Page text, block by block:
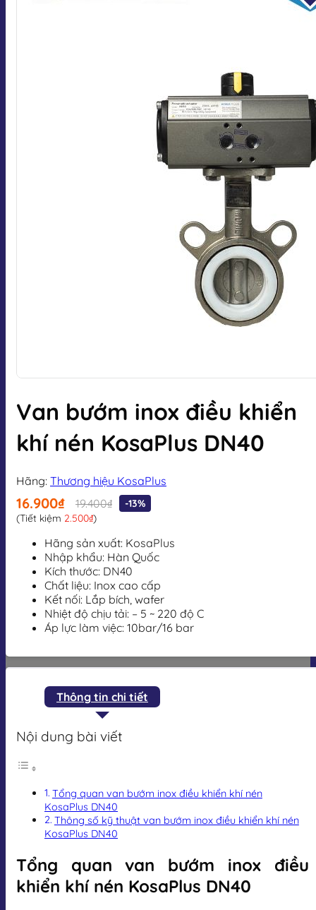
Van bướm inox điều khiển
khí nén KosaPlus DN40
Hãng: Thương hiệu KosaPlus
16.900₫ 19.400₫
-13%
(Tiết kiệm 2.500₫)
Hãng sản xuất: KosaPlus
Nhập khẩu: Hàn Quốc
Kích thước: DN40
Chất liệu: Inox cao cấp
Kết nối: Lắp bích, wafer
Nhiệt độ chịu tải: – 5 ~ 220 độ C
Áp lực làm việc: 10bar/16 bar
Thông tin chi tiết
Nội dung bài viết
Tổng quan van bướm inox điều khiển khí nén
KosaPlus DN40
Thông số kỹ thuật van bướm inox điều khiển khí nén
KosaPlus DN40
Tổng quan van bướm inox điều
khiển khí nén KosaPlus DN40